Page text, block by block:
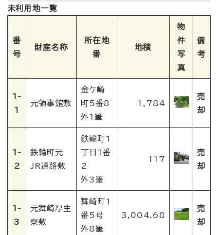
未利用地一覧
番
号
財産名称
所在地
番
地積
物
件
写
真
備
考
1-
1
元領事館敷
金ケ崎
町5番8
外1筆
1,784
売
却
1-
2
鉄輪町元
JR通路敷
鉄輪町1
丁目1番
2
外3筆
117
売
却
1-
3
元舞崎厚生
寮敷
舞崎町1
番5号
外8筆
3,004.68
売
却